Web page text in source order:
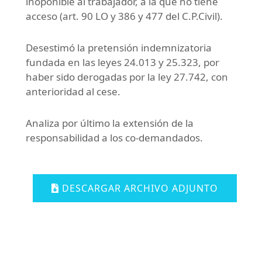
acceso (art. 90 LO y 386 y 477 del C.P.Civil).
Desestimó la pretensión indemnizatoria
fundada en las leyes 24.013 y 25.323, por
haber sido derogadas por la ley 27.742, con
anterioridad al cese.
Analiza por último la extensión de la
responsabilidad a los co-demandados.
DESCARGAR ARCHIVO ADJUNTO